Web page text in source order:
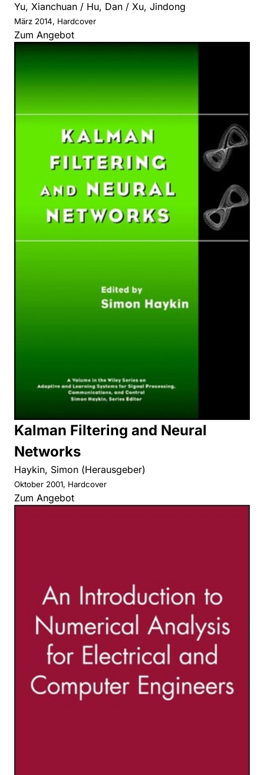
Yu, Xianchuan / Hu, Dan / Xu, Jindong
März 2014, Hardcover
Zum Angebot
Kalman Filtering and Neural
Networks
Haykin, Simon (Herausgeber)
Oktober 2001, Hardcover
Zum Angebot